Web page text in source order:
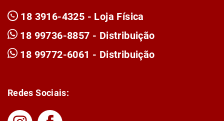
18 3916-4325 - Loja Física
18 99736-8857 - Distribuição
18 99772-6061 - Distribuição
Redes Sociais: